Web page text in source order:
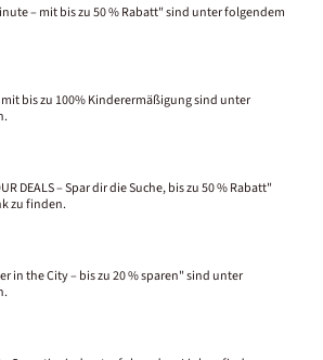
– mit bis zu 50 % Rabatt" sind unter folgendem
bis zu 100% Kinderermäßigung sind unter
DEALS – Spar dir die Suche, bis zu 50 % Rabatt"
zu finden.
in the City – bis zu 20 % sparen" sind unter